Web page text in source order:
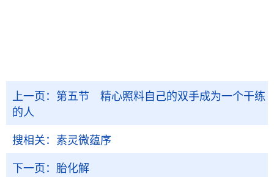
上一页： 第五节 精心照料自己的双手成为一个干练
的人
搜相关： 素灵微蕴序
下一页： 胎化解